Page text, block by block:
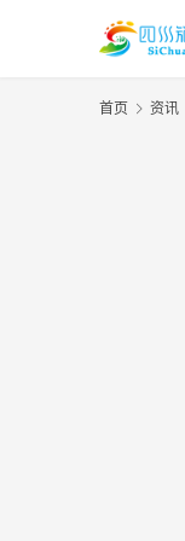
首页 资讯